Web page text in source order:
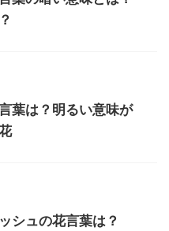
葉は？明るい意味が
シュの花言葉は？